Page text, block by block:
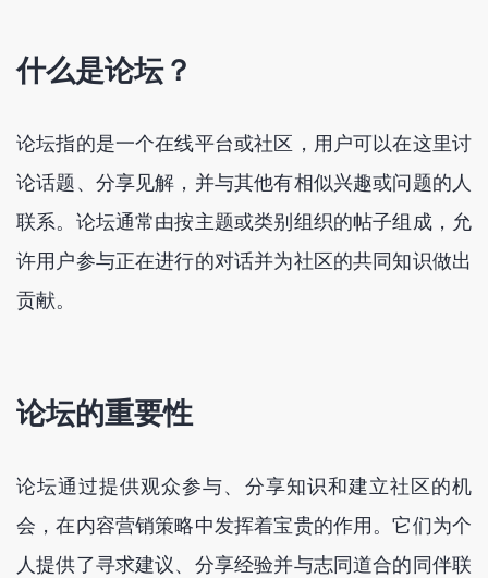
什么是论坛？
论坛指的是一个在线平台或社区，用户可以在这里讨
论话题、分享见解，并与其他有相似兴趣或问题的人
联系。论坛通常由按主题或类别组织的帖子组成，允
许用户参与正在进行的对话并为社区的共同知识做出
贡献。
论坛的重要性
论坛通过提供观众参与、分享知识和建立社区的机
会，在内容营销策略中发挥着宝贵的作用。它们为个
人提供了寻求建议、分享经验并与志同道合的同伴联